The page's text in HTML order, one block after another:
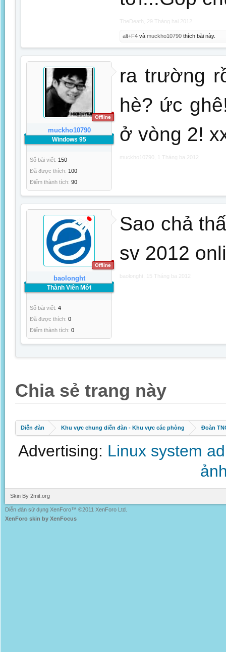
TheDeath 29 Tháng hai 2012
alt+F4 và muckho10790 thích bài này.
Offline
muckho10790
Windows 95
Số bài viết: 150
Đã được thích: 100
Điểm thành tích: 90
ra trường
hè? ức
ở vòng 2!
muckho10790 1 Tháng ba 2012
Offline
baolonght
Thành Viên Mới
Số bài viết: 4
Đã được thích: 0
Điểm thành tích: 0
Sao chả
sv 2012
baolonght 15 Tháng ba 2012
Chia sẻ trang này
Diễn đàn Khu vực chung diễn đàn - Khu vực các phòng Đoàn
Advertising: Linux system
Skin By 2mit.org
Diễn đàn sử dụng XenForo™ ©2011 XenForo Ltd.
XenForo skin by XenFocus